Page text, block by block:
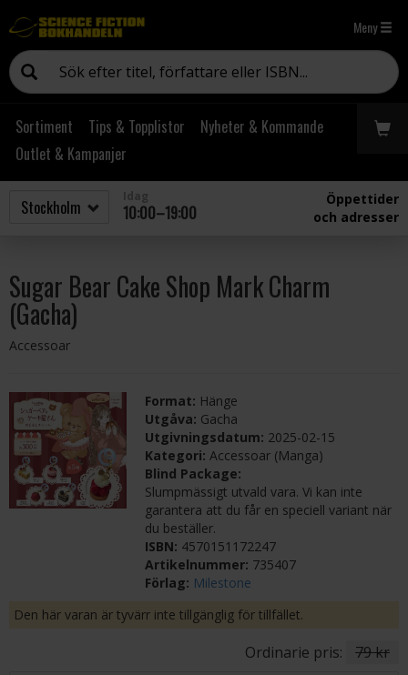
Meny
Sortiment Tips & Topplistor
Nyheter & Kommande
Outlet & Kampanjer
10:00–19:00
Öppettider
och adresser
Sugar Bear Cake Shop Mark Charm
(Gacha)
Accessoar
Format: Hänge
Utgåva: Gacha
Utgivningsdatum: 2025-02-15
Kategori:Accessoar (Manga)
Blind Package:
Slumpmässigt utvald vara. Vi kan inte
garantera att du får en speciell variant när
du beställer.
ISBN: 4570151172247
Artikelnummer: 735407
Förlag: Milestone
Den här varan är tyvärr inte tillgänglig för tillfället.
Ordinarie pris: 79 kr